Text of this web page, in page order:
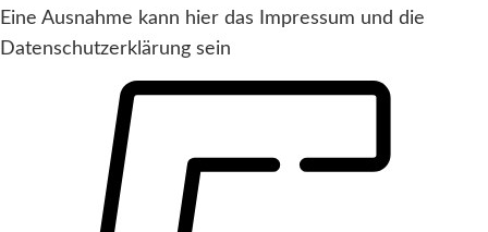
Eine Ausnahme kann hier das Impressum und die
Datenschutzerklärung sein